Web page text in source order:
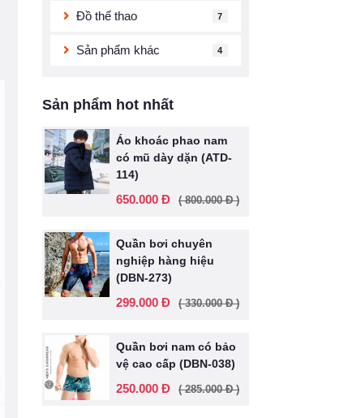
Đồ thể thao 7
Sản phẩm khác 4
Sản phẩm hot nhất
Áo khoác phao nam
có mũ dày dặn (ATD-
114)
650.000 Đ ( 800.000 Đ )
Quần bơi chuyên
nghiệp hàng hiệu
(DBN-273)
299.000 Đ ( 330.000 Đ )
Quần bơi nam có bảo
vệ cao cấp (DBN-038)
250.000 Đ ( 285.000 Đ )